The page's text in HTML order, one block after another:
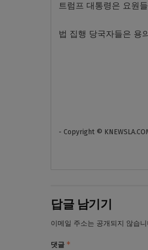
트럼프 대통령은 요원
법 집행 당국자들은 용
- Copyright ©
답글 남기기
이메일 주소는 공개되지 않습니
댓글 *